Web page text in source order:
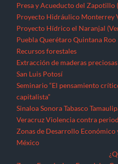
Presa y Acueducto del Zapotillo
Proyecto Hidráulico Monterrey
Proyecto Hídrico el Naranjal
Puebla Querétaro Quintana Roo
Recursos forestales
Extracción de maderas
San Luis Potosí
Seminario “El pensamiento
capitalista”
Sinaloa Sonora Tabasco
Veracruz Violencia contra
Zonas de Desarrollo Económico
México